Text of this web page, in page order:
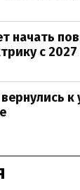
начать
с
к